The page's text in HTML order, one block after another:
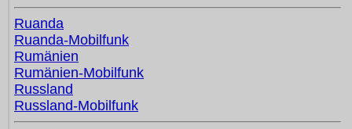
Ruanda
Ruanda-Mobilfunk
Rumänien
Rumänien-Mobilfunk
Russland
Russland-Mobilfunk